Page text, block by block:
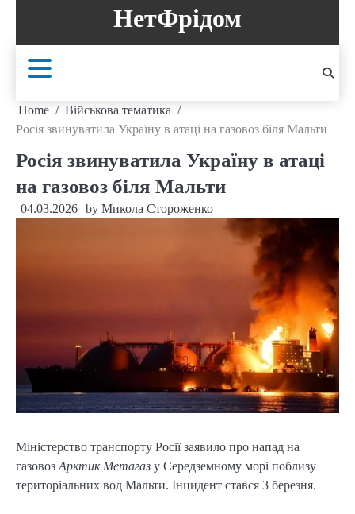
content
НетФрідом
Home
Військова тематика
Росія звинуватила Україну в атаці на газовоз біля Мальти
Росія звинуватила Україну в атаці
на газовоз біля Мальти
04.03.2026 by Микола Стороженко
Міністерство транспорту Росії заявило про напад на
газовозАрктик Метагаз у Середземному морі поблизу
територіальних вод Мальти. Інцидент стався 3 березня.